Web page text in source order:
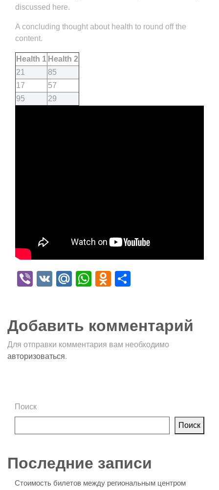
discussed here.
A concluding thought about health to round off the
content.
Health 1 Health 2
21
85
17
57
95
29
Viber
VK Mail.Ru
WhatsApp
Odnoklassniki
Добавить комментарий
Для отправки комментария вам необходимо
авторизоваться.
Поиск
Поиск
Последние записи
Стоимость билетов между региональным центром